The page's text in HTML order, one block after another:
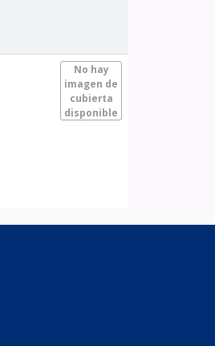
No hay
imagen de
cubierta
disponible